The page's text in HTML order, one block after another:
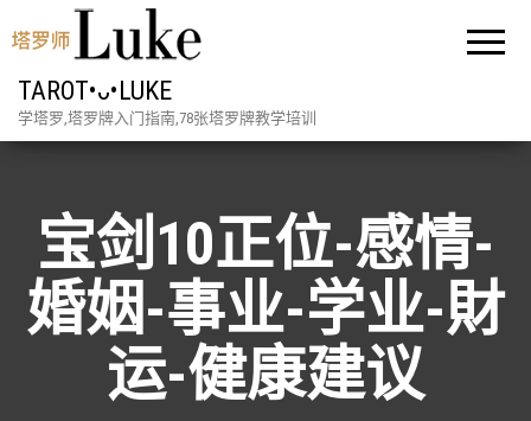
TAROT•ᴗ•LUKE
学塔罗,塔罗牌入门指南,78张塔罗牌教学培训
宝剑10正位-感情-
婚姻-事业-学业-財
运-健康建议